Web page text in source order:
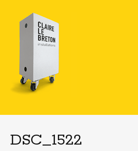
principal
DSC_1522